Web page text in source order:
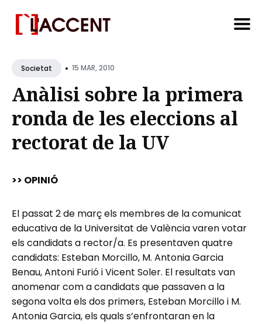
forSocietat • 15 MAR, 2010
Anàlisi sobre la primera
ronda de les eleccions al
rectorat de la UV
>> OPINIÓ
El passat 2 de març els membres de la comunicat
educativa de la Universitat de València varen votar
els candidats a rector/a. Es presentaven quatre
candidats: Esteban Morcillo, M. Antonia Garcia
Benau, Antoni Furió i Vicent Soler. El resultats van
anomenar com a candidats que passaven a la
segona volta els dos primers, Esteban Morcillo i M.
Antonia Garcia, els quals s’enfrontaran en la